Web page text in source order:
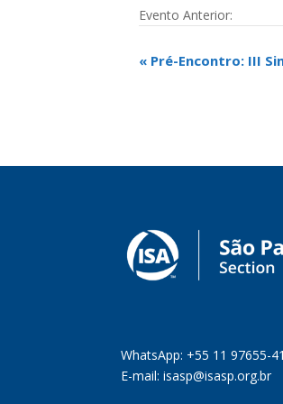
Evento Anterior:
Evento
« Pré-Encontro: III
WhatsApp: +55 11 97655-
E-mail:isasp@isasp.org.br